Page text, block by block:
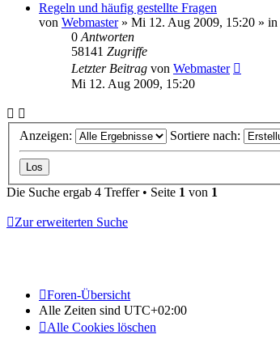
Regeln und häufig gestellte Fragen
von Webmaster» Mi 12. Aug 2009, 15:20 » in
0Antworten
58141 Zugriffe
Letzter Beitrag von Webmaster
Mi 12. Aug 2009, 15:20
Anzeigen: Sortiere nach:
Die Suche ergab 4 Treffer • Seite 1 von 1
Zur erweiterten Suche
Foren-Übersicht
Alle Zeiten sind UTC+02:00
Alle Cookies löschen